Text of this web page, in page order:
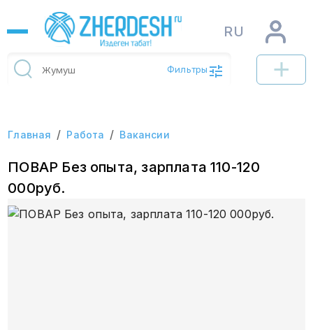
RU
Фильтры
Главная / Работа / Вакансии
ПОВАР Без опыта, зарплата 110-120
000руб.